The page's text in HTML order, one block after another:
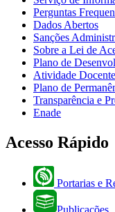
Perguntas
Dados Abertos
Sanções
Sobre a Lei de
Plano de
Atividade Docente
Plano de
Transparência e
Enade
Acesso Rápido
Portarias e